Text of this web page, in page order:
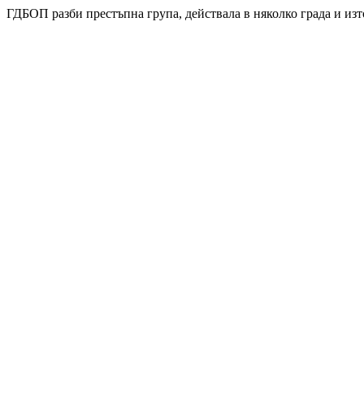
ГДБОП разби престъпна група, действала в няколко града и